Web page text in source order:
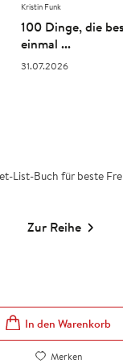
Kristin Funk
100 Dinge, die
einmal ...
31.07.2026
List-Buch für beste
Zur Reihe
In den Warenkorb
Merken